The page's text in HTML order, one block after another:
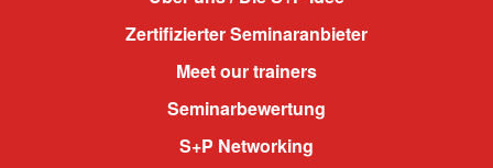
Zertifizierter Seminaranbieter
Meet our trainers
Seminarbewertung
S+P Networking